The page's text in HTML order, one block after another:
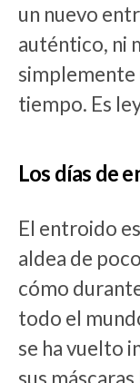
un nuevo
auténtico, ni
simplemente
tiempo. Es
Los días de
El entroido
aldea de
cómo
todo el
se ha vuelto
sus